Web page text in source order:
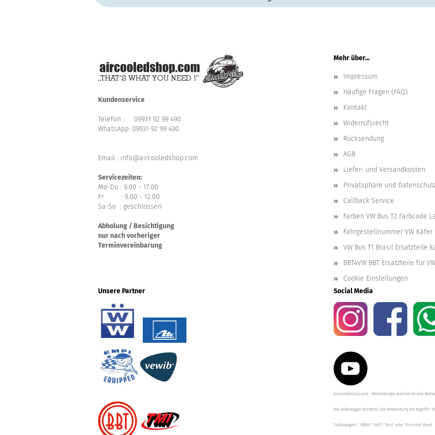
Kundenservice
Telefon : 09931 92 99 490
WhatsApp: 09931 92 99 490
Email : info@aircooledshop.com
Servicezeiten:
Mo-Do : 9.00 - 17.00
Fr : 9.00 - 12.00
Sa-So : geschlossen
Abholung / Besichtigung
nur nach vorheriger
Terminvereinbarung
Mehr über...
Impressum
Häufige Fragen (FAQ)
Kontakt
Widerrufsrecht
Rücksendung
AGB
Liefer- und Versandkosten
Privatsphäre und
Callback Service
Farben VW Bus T2 Farbcode
Fahrgestellnummer VW Käfer
VW Bus T1 Brasil Ersatzteile
BBT4VW BBT Ersatzteile für
Cookie Einstellungen
Unsere Partner
Social Media
Aircooledshop.com , Hintersberger Joachim ist kein
des Volkswagen Konzerns. Die Verwendung der Begriffe
"Volkswagen", "Käfer", "Golf", "Bus" oder "Porsche" dient